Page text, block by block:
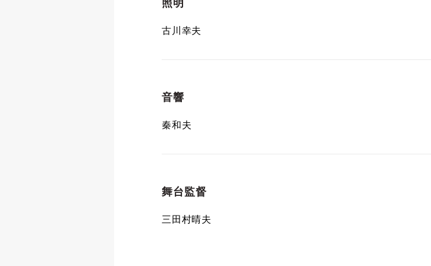
照明
古川幸夫
音響
秦和夫
舞台監督
三田村晴夫